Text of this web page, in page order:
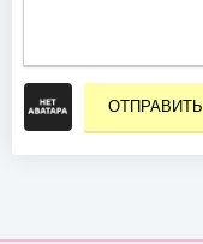
ОТПРАВИТЬ